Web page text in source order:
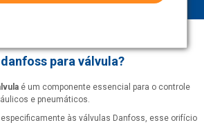
para válvula?
é um componente essencial para o controle
e pneumáticos.
especificamente às válvulas Danfoss, esse orifício